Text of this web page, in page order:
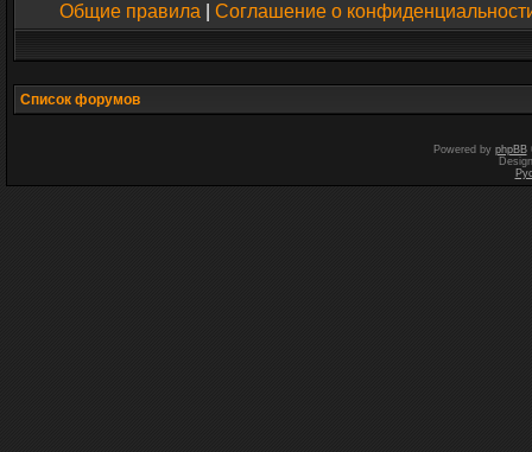
Общие правила
Соглашение о
Список форумов
Powered by phpBB